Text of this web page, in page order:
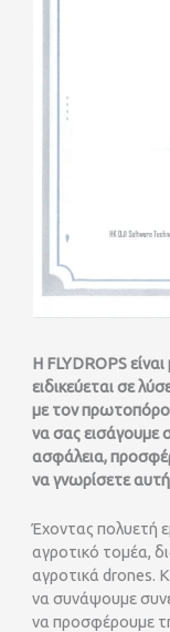
Η FLYDROPS
ειδικεύεται σε
με τον
να σας εισάγουμε
ασφάλεια,
να γνωρίσετε
Έχοντας πολυετή
αγροτικό τομέα,
αγροτικά drones.
να συνάψουμε
να προσφέρουμε